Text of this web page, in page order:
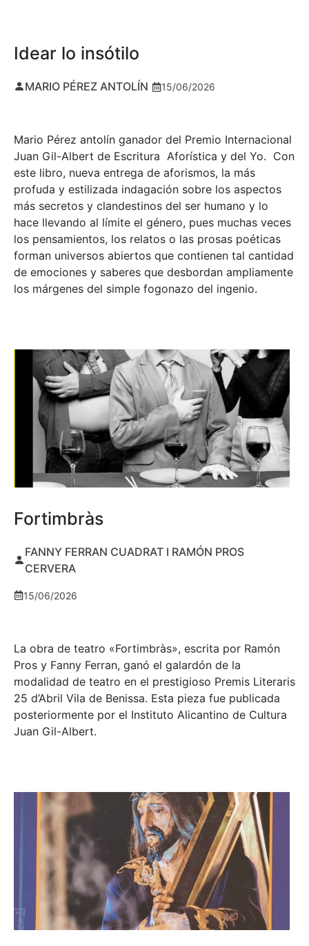
Idear lo insótilo
MARIO PÉREZ ANTOLÍN 15/06/2026
Mario Pérez antolín ganador del Premio Internacional
Juan Gil-Albert de Escritura Aforística y del Yo. Con
este libro, nueva entrega de aforismos, la más
profuda y estilizada indagación sobre los aspectos
más secretos y clandestinos del ser humano y lo
hace llevando al límite el género, pues muchas veces
los pensamientos, los relatos o las prosas poéticas
forman universos abiertos que contienen tal cantidad
de emociones y saberes que desbordan ampliamente
los márgenes del simple fogonazo del ingenio.
Fortimbràs
FANNY FERRAN CUADRAT I RAMÓN PROS
CERVERA
15/06/2026
La obra de teatro «Fortimbràs», escrita por Ramón
Pros y Fanny Ferran, ganó el galardón de la
modalidad de teatro en el prestigioso Premis Literaris
25 d’Abril Vila de Benissa. Esta pieza fue publicada
posteriormente por el Instituto Alicantino de Cultura
Juan Gil-Albert.